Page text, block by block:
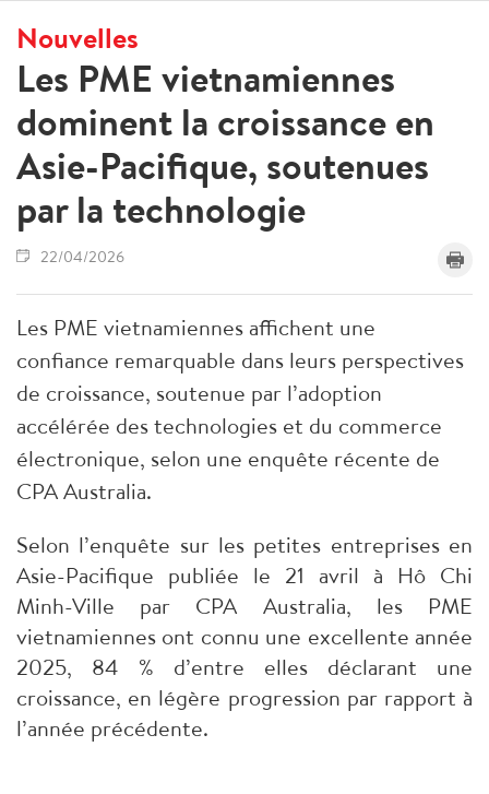
Nouvelles
Les PME vietnamiennes
dominent la croissance en
Asie-Pacifique, soutenues
par la technologie
22/04/2026
Les PME vietnamiennes affichent une
confiance remarquable dans leurs perspectives
de croissance, soutenue par l’adoption
accélérée des technologies et du commerce
électronique, selon une enquête récente de
CPA Australia.
Selon l’enquête sur les petites entreprises en
Asie-Pacifique publiée le 21 avril à Hô Chi
Minh-Ville par CPA Australia, les PME
vietnamiennes ont connu une excellente année
2025, 84 % d’entre elles déclarant une
croissance, en légère progression par rapport à
l’année précédente.